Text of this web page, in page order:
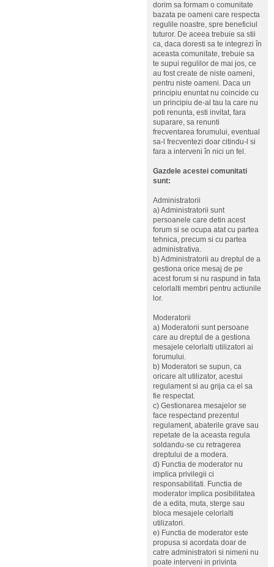
dorim sa formam o comunitate
bazata pe oameni care respecta
regulile noastre, spre beneficiul
tuturor. De aceea trebuie sa stii
ca, daca doresti sa te integrezi în
aceasta comunitate, trebuie sa
te supui regulilor de mai jos, ce
au fost create de niste oameni,
pentru niste oameni. Daca un
principiu enuntat nu coincide cu
un principiu de-al tau la care nu
poti renunta, esti invitat, fara
suparare, sa renunti
frecventarea forumului, eventual
sa-l frecventezi doar citindu-l si
fara a interveni în nici un fel.
Gazdele acestei comunitati
sunt:
Administratorii
a) Administratorii sunt
persoanele care detin acest
forum si se ocupa atat cu partea
tehnica, precum si cu partea
administrativa.
b) Administratorii au dreptul de a
gestiona orice mesaj de pe
acest forum si nu raspund in fata
celorlalti membri pentru actiunile
lor.
Moderatorii
a) Moderatorii sunt persoane
care au dreptul de a gestiona
mesajele celorlalti utilizatori ai
forumului.
b) Moderatori se supun, ca
oricare alt utilizator, acestui
regulament si au grija ca el sa
fie respectat.
c) Gestionarea mesajelor se
face respectand prezentul
regulament, abaterile grave sau
repetate de la aceasta regula
soldandu-se cu retragerea
dreptului de a modera.
d) Functia de moderator nu
implica privilegii ci
responsabilitati. Functia de
moderator implica posibilitatea
de a edita, muta, sterge sau
bloca mesajele celorlalti
utilizatori.
e) Functia de moderator este
propusa si acordata doar de
catre administratori si nimeni nu
poate interveni in privinta